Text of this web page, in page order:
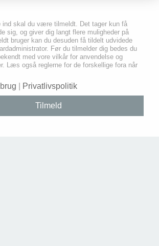
ind skal du være tilmeldt. Det tager kun få
sig, og giver dig langt flere muligheder på
bruger kan du desuden få tildelt udvidede
Før du tilmelder dig bedes du
med vore vilkår for anvendelse og
Læs også reglerne for de forskellige fora når
Privatlivspolitik
Tilmeld